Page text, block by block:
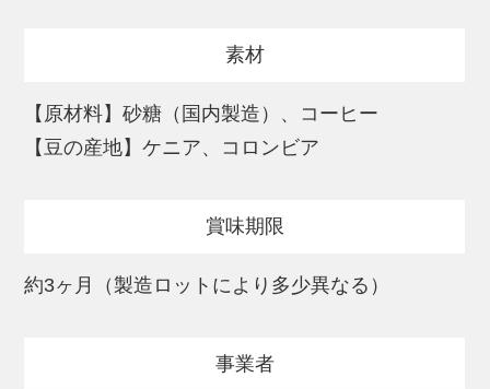
adachi.com
素材
【原材料】砂糖（国内製造）、コーヒー
【豆の産地】ケニア、コロンビア
賞味期限
約3ヶ月（製造ロットにより多少異なる）
事業者